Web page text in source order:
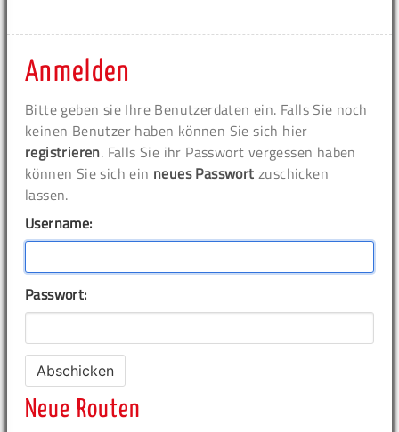
Anmelden
Bitte geben sie Ihre Benutzerdaten ein. Falls Sie noch
keinen Benutzer haben können Sie sich hier
registrieren. Falls Sie ihr Passwort vergessen haben
können Sie sich ein neues Passwort zuschicken
lassen.
Username:
Passwort:
Neue Routen